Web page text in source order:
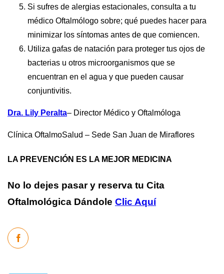
Si sufres de alergias estacionales, consulta a tu
médico Oftalmólogo sobre; qué puedes hacer para
minimizar los síntomas antes de que comiencen.
Utiliza gafas de natación para proteger tus ojos de
bacterias u otros microorganismos que se
encuentran en el agua y que pueden causar
conjuntivitis.
Dra. Lily Peralta– Director Médico y Oftalmóloga
Clínica OftalmoSalud – Sede San Juan de Miraflores
LA PREVENCIÓN ES LA MEJOR MEDICINA
No lo dejes pasar y reserva tu Cita
Oftalmológica Dándole Clic Aquí